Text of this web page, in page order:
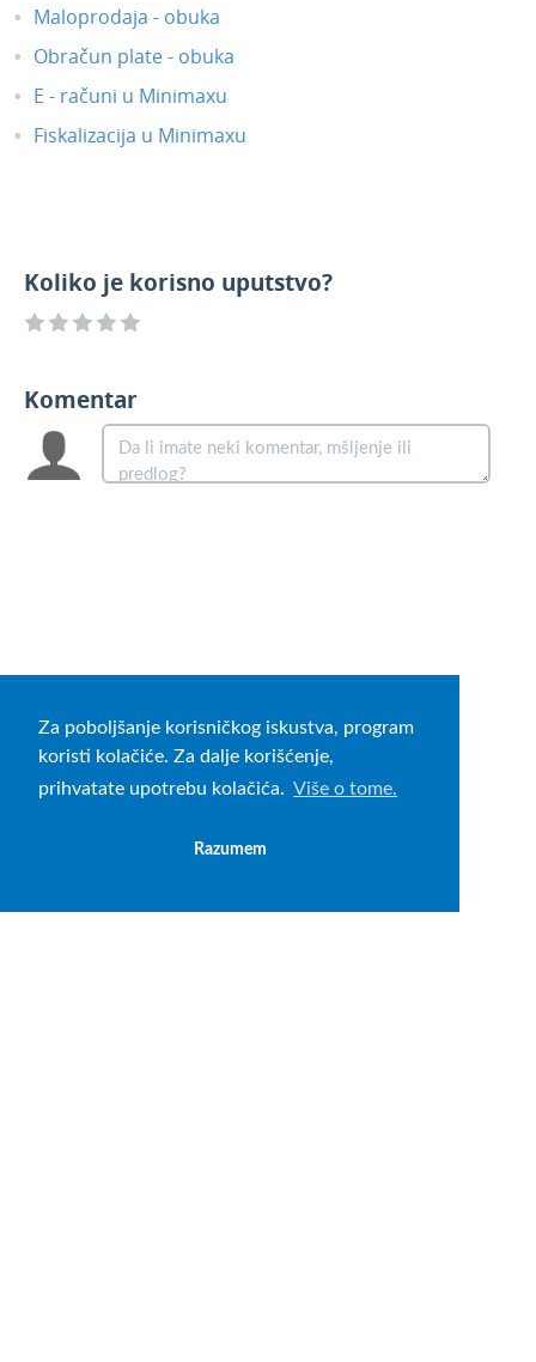
Za poboljšanje korisničkog iskustva, program
koristi kolačiće. Za dalje korišćenje,
prihvatate upotrebu kolačića. Više o tome.
Razumem
Maloprodaja - obuka
Obračun plate - obuka
E - računi u Minimaxu
Fiskalizacija u Minimaxu
Koliko je korisno uputstvo?
Komentar